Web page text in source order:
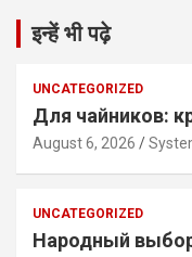
इन्हें भी पढ़े
UNCATEGORIZED
Для чайников:
August 6, 2026
UNCATEGORIZED
Народный